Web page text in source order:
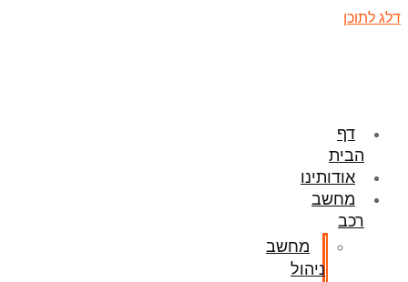
דלג לתוכן
דף
הבית
אודותינו
מחשב
רכב
מחשב
ניהול